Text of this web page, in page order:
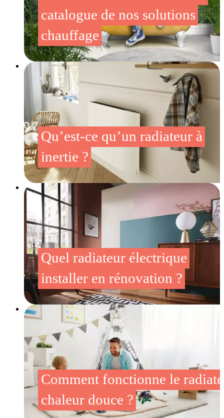
catalogue de nos solutions
chauffage
Qu’est-ce qu’un radiateur à
inertie ?
Quel radiateur électrique
installer en rénovation ?
Comment fonctionne le
chaleur douce ?